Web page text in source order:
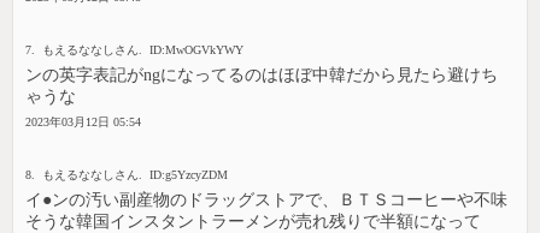
7. もえるななしさん. ID:MwOGVkYWY
ンの英字表記がngになってるのはほぼ中韓だから見たら避けち
ゃうな
2023年03月12日 05:54
8. もえるななしさん. ID:g5YzcyZDM
イ●ンの汚い副産物のドラッグストアで、ＢＴＳコーヒーや不味
そうな韓国インスタントラーメンが売れ残りで半額になって